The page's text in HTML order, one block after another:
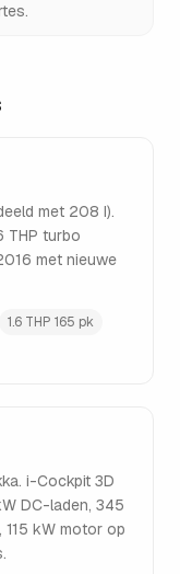
met 208 I).
THP turbo
met nieuwe
1.6 THP 165 pk
i-Cockpit 3D
DC-laden, 345
115 kW motor op